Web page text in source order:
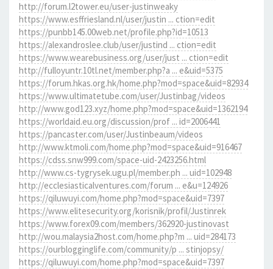
http://forum.l2tower.eu/user-justinweaky
https://www.esffriesland.nl/user/justin ... ction=edit
https://punbb145.00web.net/profile.php?id=10513
https://alexandroslee.club/user/justind ... ction=edit
https://www.wearebusiness.org/user/just ... ction=edit
http://fulloyuntr.10tl.net/member.php?a ... e&uid=5375
https://forum.hkas.org.hk/home.php?mod=space&uid=82934
https://www.ultimatetube.com/user/Justinbag/videos
http://www.god123.xyz/home.php?mod=space&uid=1362194
https://worldaid.eu.org/discussion/prof ... id=2006441
https://pancaster.com/user/Justinbeaum/videos
http://www.ktmoli.com/home.php?mod=space&uid=916467
https://cdss.snw999.com/space-uid-2423256.html
http://www.cs-tygrysek.ugu.pl/member.ph ... uid=102948
http://ecclesiasticalventures.com/forum ... e&u=124926
https://qiluwuyi.com/home.php?mod=space&uid=7397
https://www.elitesecurity.org/korisnik/profil/Justinrek
https://www.forex09.com/members/362920-justinovast
http://wou.malaysia2host.com/home.php?m ... uid=284173
https://ourblogginglife.com/community/p ... stinjopsy/
https://qiluwuyi.com/home.php?mod=space&uid=7397